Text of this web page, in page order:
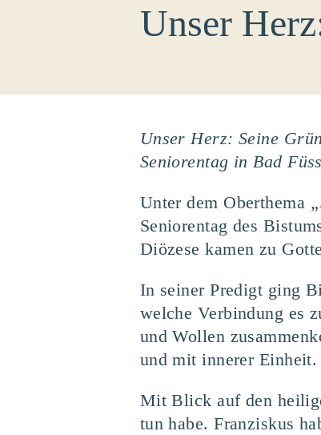
Unser
Unser Herz: Seine
Seniorentag in Bad
Unter dem Oberthema
Seniorentag des
Diözese kamen zu
In seiner Predigt ging
welche Verbindung es
und Wollen
und mit innerer Einheit.
Mit Blick auf den
tun habe. Franziskus